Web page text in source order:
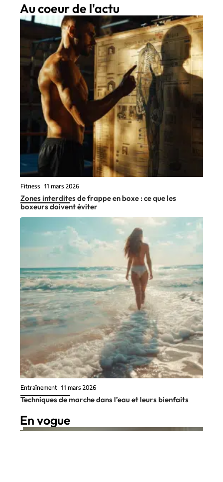
Au coeur de l'actu
Fitness 11 mars 2026
Zones interdites de frappe en boxe : ce que les
boxeurs doivent éviter
Entraînement 11 mars 2026
Techniques de marche dans l’eau et leurs bienfaits
En vogue